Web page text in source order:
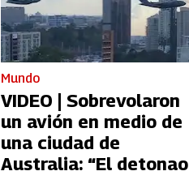
Mundo
VIDEO | Sobrevolaron
un avión en medio de
una ciudad de
Australia: “El detonao